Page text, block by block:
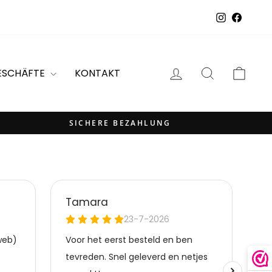
Instagram
KONTAKT EINLOGGEN
SUCHE
SICHERE BEZAHLUNG